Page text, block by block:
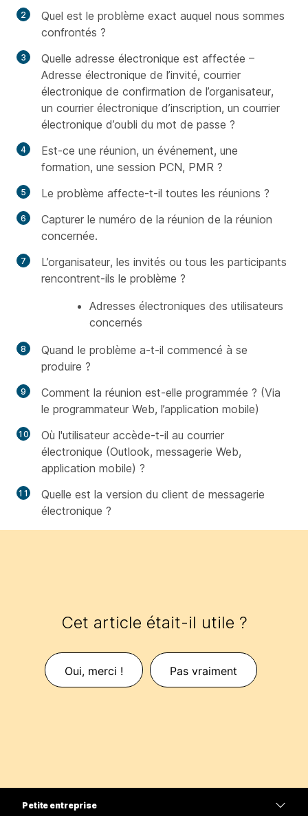
Quel est le problème exact auquel nous sommes
confrontés ?
Quelle adresse électronique est affectée –
Adresse électronique de l’invité, courrier
électronique de confirmation de l’organisateur,
un courrier électronique d’inscription, un courrier
électronique d’oubli du mot de passe ?
Est-ce une réunion, un événement, une
formation, une session PCN, PMR ?
Le problème affecte-t-il toutes les réunions ?
Capturer le numéro de la réunion de la réunion
concernée.
L’organisateur, les invités ou tous les participants
rencontrent-ils le problème ?
Adresses électroniques des utilisateurs
concernés
Quand le problème a-t-il commencé à se
produire ?
Comment la réunion est-elle programmée ? (Via
le programmateur Web, l’application mobile)
Où l'utilisateur accède-t-il au courrier
électronique (Outlook, messagerie Web,
application mobile) ?
Quelle est la version du client de messagerie
électronique ?
Cet article était-il utile ?
Oui, merci ! Pas vraiment
Petite entreprise